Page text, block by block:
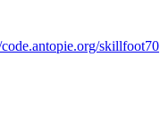
skillfoot70